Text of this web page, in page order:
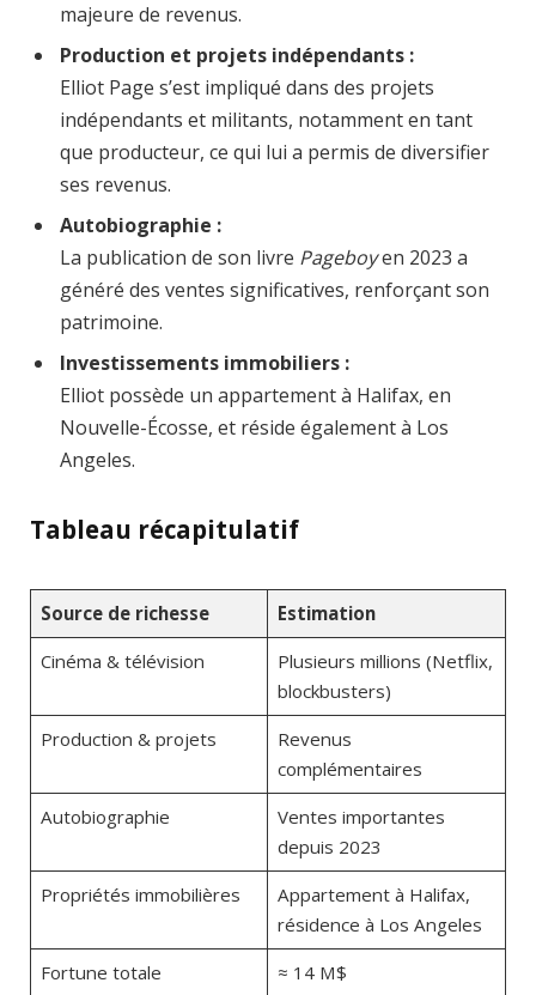
majeure de revenus.
Production et projets indépendants :
Elliot Page s’est impliqué dans des projets
indépendants et militants, notamment en tant
que producteur, ce qui lui a permis de diversifier
ses revenus.
Autobiographie :
La publication de son livre Pageboyen 2023 a
généré des ventes significatives, renforçant son
patrimoine.
Investissements immobiliers :
Elliot possède un appartement à Halifax, en
Nouvelle-Écosse, et réside également à Los
Angeles.
Tableau récapitulatif
Source de richesse
Estimation
Cinéma & télévision
Plusieurs millions (Netflix,
blockbusters)
Production & projets
Revenus
complémentaires
Autobiographie
Ventes importantes
depuis 2023
Propriétés immobilières
Appartement à Halifax,
résidence à Los Angeles
Fortune totale
≈ 14 M$